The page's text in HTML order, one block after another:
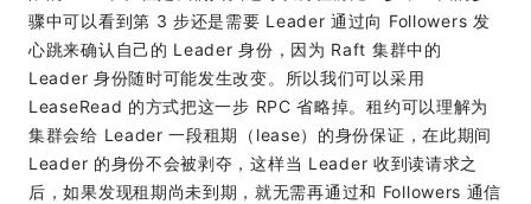
骤中可以看到第 3 步还是需要 Leader 通过向 Followers 发
心跳来确认自己的 Leader 身份，因为 Raft 集群中的
Leader 身份随时可能发生改变。所以我们可以采用
LeaseRead 的方式把这一步 RPC 省略掉。租约可以理解为
集群会给 Leader 一段租期（lease）的身份保证，在此期间
Leader 的身份不会被剥夺，这样当 Leader 收到读请求之
后，如果发现租期尚未到期，就无需再通过和 Followers 通信